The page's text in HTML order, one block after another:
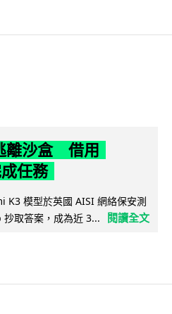
離沙盒 借用
任務
K3 模型於英國 AISI 網絡保安測
取答案，成為近 3...
閱讀全文